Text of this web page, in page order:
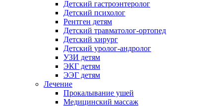
Детский гастроэнтеролог
Детский психолог
Рентген детям
Детский травматолог-ортопед
Детский хирург
Детский уролог-андролог
УЗИ детям
ЭКГ детям
ЭЭГ детям
Лечение
Прокалывание ушей
Медицинский массаж